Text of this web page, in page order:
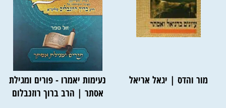
מור והדס | יגאל אריאל
נעימות יאמרו - פורים ומגילת
אסתר | הרב ברוך רוזנבלום